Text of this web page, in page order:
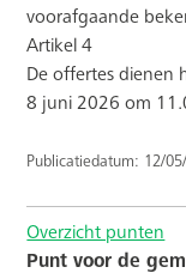
voorafgaande
Artikel 4
De offertes dienen
8 juni 2026 om
Publicatiedatum: 12/
Overzicht punten
Punt voor de